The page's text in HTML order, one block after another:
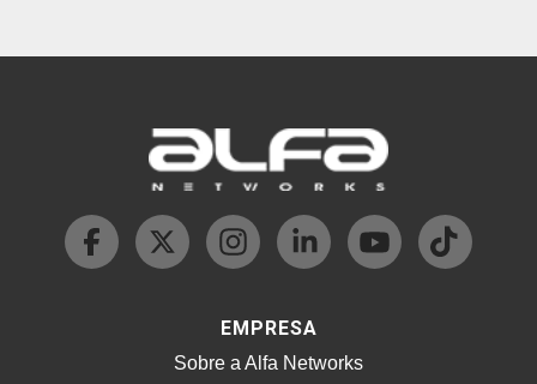
EMPRESA
Sobre a Alfa Networks